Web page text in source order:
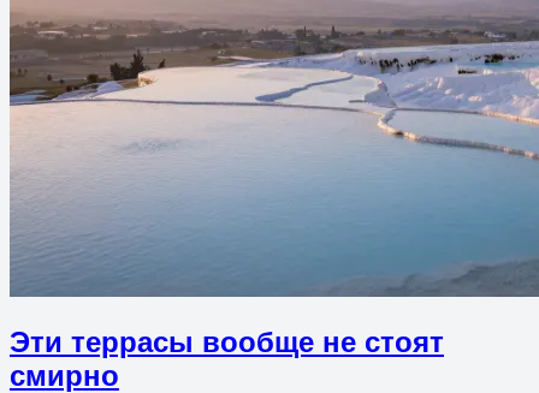
Эти террасы вообще не стоят
смирно